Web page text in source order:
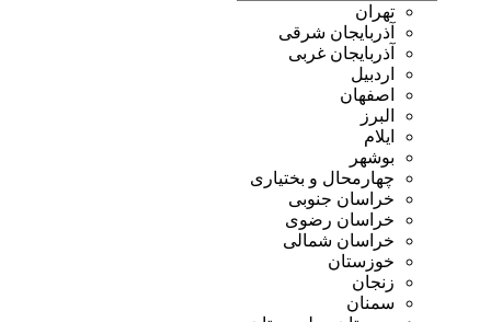
تهران
آذربایجان شرقی
آذربایجان غربی
اردبیل
اصفهان
البرز
ایلام
بوشهر
چهارمحال و بختیاری
خراسان جنوبی
خراسان رضوی
خراسان شمالی
خوزستان
زنجان
سمنان